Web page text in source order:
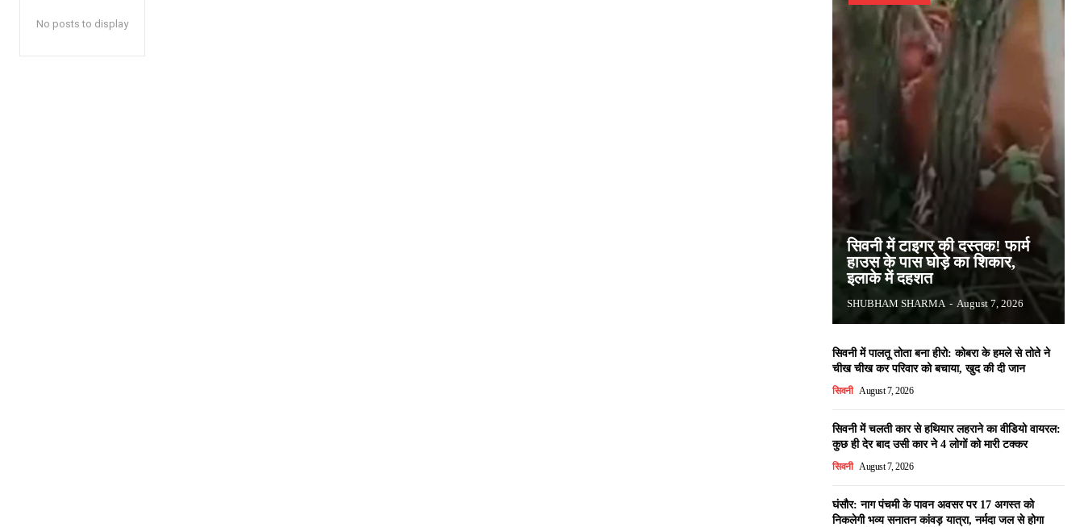
No posts to display
सिवनी में टाइगर की दस्तक! फार्म
हाउस के पास घोड़े का शिकार,
इलाके में दहशत
SHUBHAM SHARMA - August 7, 2026
सिवनी में पालतू तोता बना हीरो: कोबरा के हमले से तोते ने
चीख चीख कर परिवार को बचाया, खुद की दी जान
सिवनी August 7, 2026
सिवनी में चलती कार से हथियार लहराने का वीडियो वायरल:
कुछ ही देर बाद उसी कार ने 4 लोगों को मारी टक्कर
सिवनी August 7, 2026
घंसौर: नाग पंचमी के पावन अवसर पर 17 अगस्त को
निकलेगी भव्य सनातन कांवड़ यात्रा, नर्मदा जल से होगा